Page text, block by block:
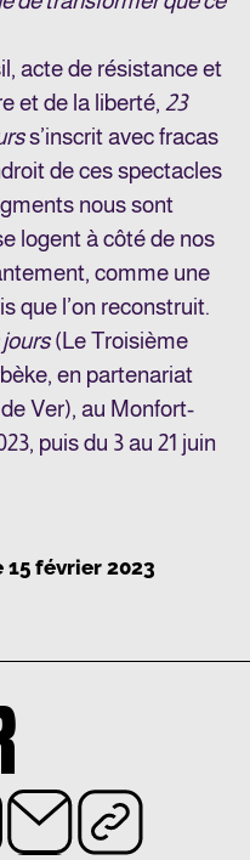
acte de résistance et
et de la liberté, 23
s’inscrit avec fracas
de ces spectacles
nous sont
logent à côté de nos
comme une
que l’on reconstruit.
(Le Troisième
en partenariat
Ver), au Monfort-
puis du 3 au 21 juin
15 février 2023